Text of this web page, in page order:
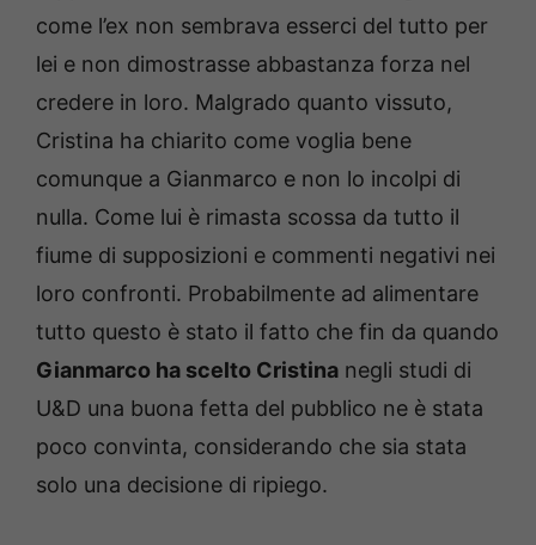
come l’ex non sembrava esserci del tutto per
lei e non dimostrasse abbastanza forza nel
credere in loro. Malgrado quanto vissuto,
Cristina ha chiarito come voglia bene
comunque a Gianmarco e non lo incolpi di
nulla. Come lui è rimasta scossa da tutto il
fiume di supposizioni e commenti negativi nei
loro confronti. Probabilmente ad alimentare
tutto questo è stato il fatto che fin da quando
Gianmarco ha scelto Cristina negli studi di
U&D una buona fetta del pubblico ne è stata
poco convinta, considerando che sia stata
solo una decisione di ripiego.